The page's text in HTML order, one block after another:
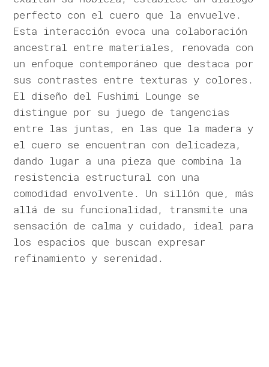
perfecto con el cuero que la envuelve.
Esta interacción evoca una colaboración
ancestral entre materiales, renovada con
un enfoque contemporáneo que destaca por
sus contrastes entre texturas y colores.
El diseño del Fushimi Lounge se
distingue por su juego de tangencias
entre las juntas, en las que la madera y
el cuero se encuentran con delicadeza,
dando lugar a una pieza que combina la
resistencia estructural con una
comodidad envolvente. Un sillón que, más
allá de su funcionalidad, transmite una
sensación de calma y cuidado, ideal para
los espacios que buscan expresar
refinamiento y serenidad.